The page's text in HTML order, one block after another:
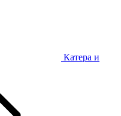
Катера и